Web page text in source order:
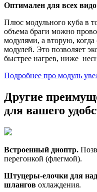
Оптимален для всех
Плюс модульного куба в
объема браги можно
модулями, а вторую,
модулей. Это позволяет
быстрее нагрев, ниже
Подробнее про модуль
Другие
для вашего
Встроенный диоптр.
перегонкой (флегмой).
Штуцеры-елочки для
шлангов охлаждения.